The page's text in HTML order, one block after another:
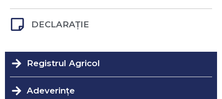
DECLARAȚIE
Registrul Agricol
Adeverințe